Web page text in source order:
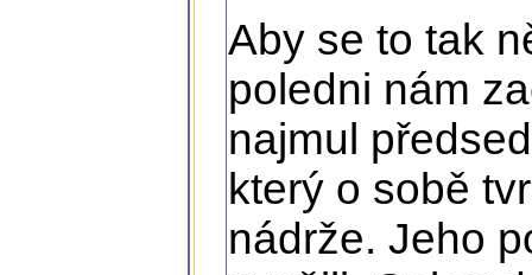
Aby se to tak
poledni nám
najmul
který o sobě
nádrže. Jeho